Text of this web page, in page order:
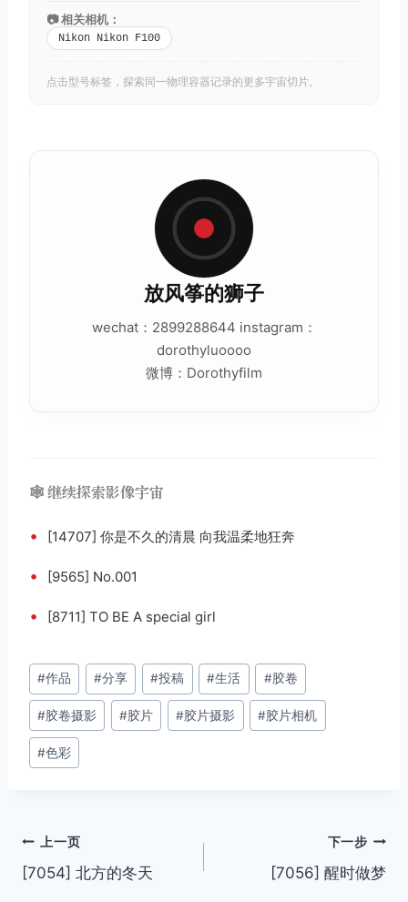
📷 相关相机：
Nikon Nikon F100
点击型号标签，探索同一物理容器记录的更多宇宙切片。
放风筝的狮子
wechat：2899288644 instagram：
dorothyluoooo
微博：Dorothyfilm
🕸️ 继续探索影像宇宙
• [14707] 你是不久的清晨 向我温柔地狂奔
• [9565] No.001
• [8711] TO BE A special girl
文
章
标
签：
#作品 #分享 #投稿 #生活 #胶卷
#胶卷摄影 #胶片 #胶片摄影 #胶片相机
#色彩
文
章
上一页
[7054] 北方的冬天
下一步
[7056] 醒时做梦